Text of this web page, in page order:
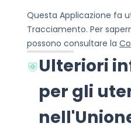
Questa Applicazione fa
Tracciamento. Per
possono consultare la
Ulteriori
per gli